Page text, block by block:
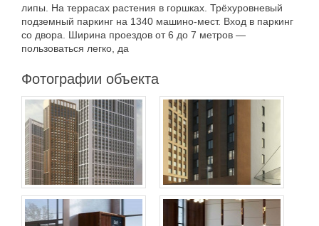
липы. На террасах растения в горшках. Трёхуровневый
подземный паркинг на 1340 машино-мест. Вход в паркинг
со двора. Ширина проездов от 6 до 7 метров —
пользоваться легко, да
Фотографии объекта